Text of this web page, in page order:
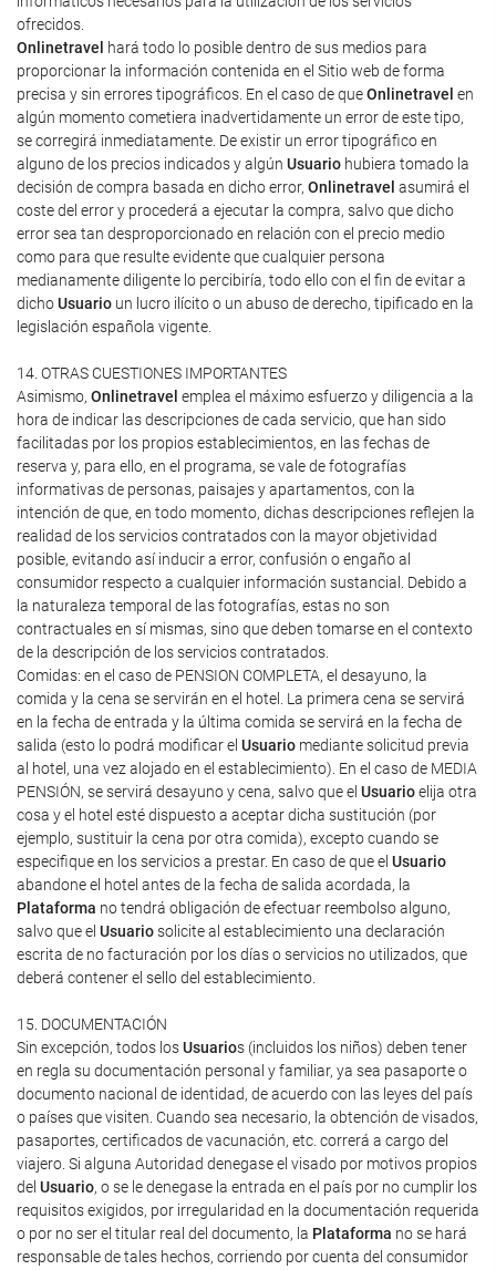
ofrecidos.
Onlinetravel
hará todo lo posible dentro de sus medios para
proporcionar la información contenida en el Sitio web de forma
precisa y sin errores tipográficos. En el caso de queOnlinetravel en
algún momento cometiera inadvertidamente un error de este tipo,
se corregirá inmediatamente. De existir un error tipográfico en
alguno de los precios indicados y algún Usuario hubiera tomado la
decisión de compra basada en dicho error, Onlinetravel asumirá el
coste del error y procederá a ejecutar la compra, salvo que dicho
error sea tan desproporcionado en relación con el precio medio
como para que resulte evidente que cualquier persona
medianamente diligente lo percibiría, todo ello con el fin de evitar a
dichoUsuario un lucro ilícito o un abuso de derecho, tipificado en la
legislación española vigente.
14. OTRAS CUESTIONES IMPORTANTES
Asimismo, Onlinetravel emplea el máximo esfuerzo y diligencia a la
hora de indicar las descripciones de cada servicio, que han sido
facilitadas por los propios establecimientos, en las fechas de
reserva y, para ello, en el programa, se vale de fotografías
informativas de personas, paisajes y apartamentos, con la
intención de que, en todo momento, dichas descripciones reflejen la
realidad de los servicios contratados con la mayor objetividad
posible, evitando así inducir a error, confusión o engaño al
consumidor respecto a cualquier información sustancial. Debido a
la naturaleza temporal de las fotografías, estas no son
contractuales en sí mismas, sino que deben tomarse en el contexto
de la descripción de los servicios contratados.
Comidas: en el caso de PENSION COMPLETA, el desayuno, la
comida y la cena se servirán en el hotel. La primera cena se servirá
en la fecha de entrada y la última comida se servirá en la fecha de
salida (esto lo podrá modificar el Usuario mediante solicitud previa
al hotel, una vez alojado en el establecimiento). En el caso de MEDIA
PENSIÓN, se servirá desayuno y cena, salvo que el Usuarioelija otra
cosa y el hotel esté dispuesto a aceptar dicha sustitución (por
ejemplo, sustituir la cena por otra comida), excepto cuando se
especifique en los servicios a prestar. En caso de que el Usuario
abandone el hotel antes de la fecha de salida acordada, la
Plataforma no tendrá obligación de efectuar reembolso alguno,
salvo que el Usuariosolicite al establecimiento una declaración
escrita de no facturación por los días o servicios no utilizados, que
deberá contener el sello del establecimiento.
15. DOCUMENTACIÓN
Sin excepción, todos losUsuarios (incluidos los niños) deben tener
en regla su documentación personal y familiar, ya sea pasaporte o
documento nacional de identidad, de acuerdo con las leyes del país
o países que visiten. Cuando sea necesario, la obtención de visados,
pasaportes, certificados de vacunación, etc. correrá a cargo del
viajero. Si alguna Autoridad denegase el visado por motivos propios
del Usuario, o se le denegase la entrada en el país por no cumplir los
requisitos exigidos, por irregularidad en la documentación requerida
o por no ser el titular real del documento, la Plataforma no se hará
responsable de tales hechos, corriendo por cuenta del consumidor